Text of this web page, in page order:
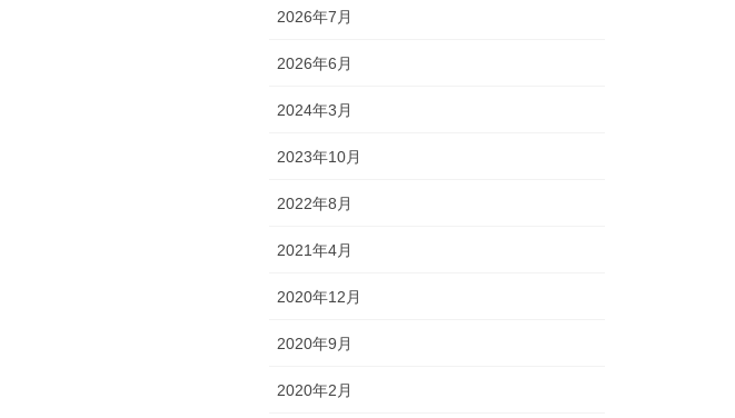
2026年7月
2026年6月
2024年3月
2023年10月
2022年8月
2021年4月
2020年12月
2020年9月
2020年2月